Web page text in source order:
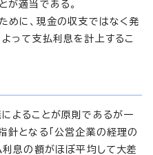
が適当である。
めに、現金の収支ではなく発
って支払利息を計上するこ
よることが原則であるが一
針となる「公営企業の経理の
利息の額がほぼ平均して大差